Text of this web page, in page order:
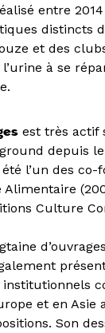
entre
distincts
et des
à se
est très actif
depuis
l’un des co-
Alimentaire
Culture
et en Asie
Son